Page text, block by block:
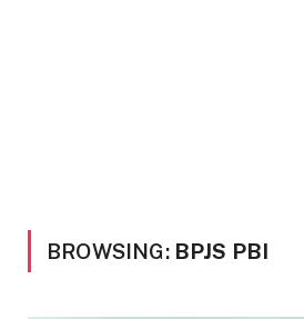
BROWSING: BPJS PBI